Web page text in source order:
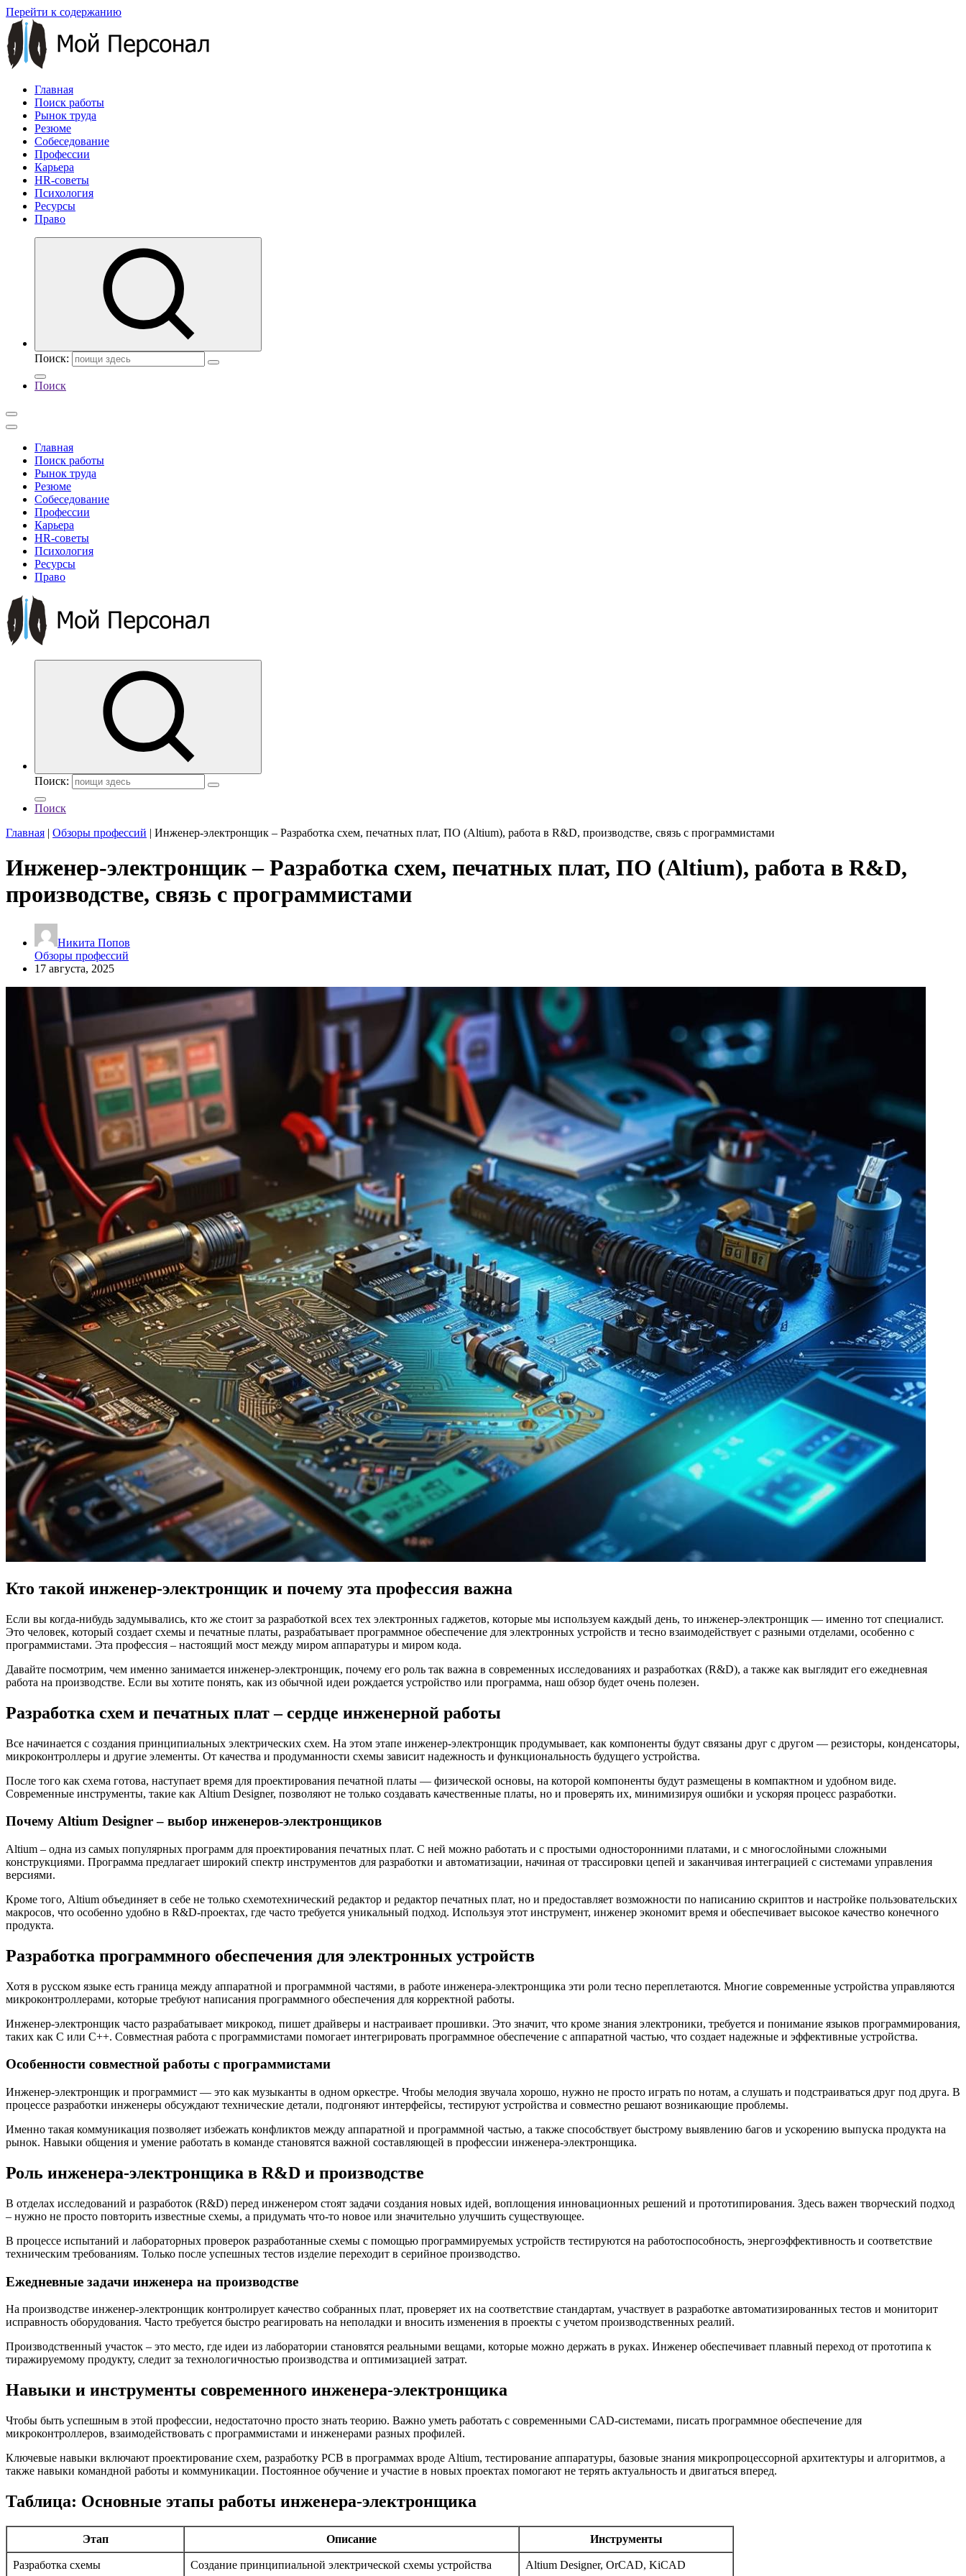
Перейти к содержанию
Главная
Поиск работы
Рынок труда
Резюме
Собеседование
Профессии
Карьера
HR-советы
Психология
Ресурсы
Право
Поиск:
Поиск
Главная
Поиск работы
Рынок труда
Резюме
Собеседование
Профессии
Карьера
HR-советы
Психология
Ресурсы
Право
Поиск:
Поиск
Главная | Обзоры профессий | Инженер-электронщик – Разработка схем, печатных плат, ПО (Altium), работа в R&D, производстве, связь с программистами
Инженер-электронщик – Разработка схем, печатных плат, ПО (Altium), работа в R&D,
производстве, связь с программистами
Никита Попов
Обзоры профессий
17 августа, 2025
Кто такой инженер-электронщик и почему эта профессия важна
Если вы когда-нибудь задумывались, кто же стоит за разработкой всех тех электронных гаджетов, которые мы используем каждый день, то инженер-электронщик — именно тот специалист.
Это человек, который создает схемы и печатные платы, разрабатывает программное обеспечение для электронных устройств и тесно взаимодействует с разными отделами, особенно с
программистами. Эта профессия – настоящий мост между миром аппаратуры и миром кода.
Давайте посмотрим, чем именно занимается инженер-электронщик, почему его роль так важна в современных исследованиях и разработках (R&D), а также как выглядит его ежедневная
работа на производстве. Если вы хотите понять, как из обычной идеи рождается устройство или программа, наш обзор будет очень полезен.
Разработка схем и печатных плат – сердце инженерной работы
Все начинается с создания принципиальных электрических схем. На этом этапе инженер-электронщик продумывает, как компоненты будут связаны друг с другом — резисторы, конденсаторы,
микроконтроллеры и другие элементы. От качества и продуманности схемы зависит надежность и функциональность будущего устройства.
После того как схема готова, наступает время для проектирования печатной платы — физической основы, на которой компоненты будут размещены в компактном и удобном виде.
Современные инструменты, такие как Altium Designer, позволяют не только создавать качественные платы, но и проверять их, минимизируя ошибки и ускоряя процесс разработки.
Почему Altium Designer – выбор инженеров-электронщиков
Altium – одна из самых популярных программ для проектирования печатных плат. С ней можно работать и с простыми односторонними платами, и с многослойными сложными
конструкциями. Программа предлагает широкий спектр инструментов для разработки и автоматизации, начиная от трассировки цепей и заканчивая интеграцией с системами управления
версиями.
Кроме того, Altium объединяет в себе не только схемотехнический редактор и редактор печатных плат, но и предоставляет возможности по написанию скриптов и настройке пользовательских
макросов, что особенно удобно в R&D-проектах, где часто требуется уникальный подход. Используя этот инструмент, инженер экономит время и обеспечивает высокое качество конечного
продукта.
Разработка программного обеспечения для электронных устройств
Хотя в русском языке есть граница между аппаратной и программной частями, в работе инженера-электронщика эти роли тесно переплетаются. Многие современные устройства управляются
микроконтроллерами, которые требуют написания программного обеспечения для корректной работы.
Инженер-электронщик часто разрабатывает микрокод, пишет драйверы и настраивает прошивки. Это значит, что кроме знания электроники, требуется и понимание языков программирования,
таких как C или C++. Совместная работа с программистами помогает интегрировать программное обеспечение с аппаратной частью, что создает надежные и эффективные устройства.
Особенности совместной работы с программистами
Инженер-электронщик и программист — это как музыканты в одном оркестре. Чтобы мелодия звучала хорошо, нужно не просто играть по нотам, а слушать и подстраиваться друг под друга. В
процессе разработки инженеры обсуждают технические детали, подгоняют интерфейсы, тестируют устройства и совместно решают возникающие проблемы.
Именно такая коммуникация позволяет избежать конфликтов между аппаратной и программной частью, а также способствует быстрому выявлению багов и ускорению выпуска продукта на
рынок. Навыки общения и умение работать в команде становятся важной составляющей в профессии инженера-электронщика.
Роль инженера-электронщика в R&D и производстве
В отделах исследований и разработок (R&D) перед инженером стоят задачи создания новых идей, воплощения инновационных решений и прототипирования. Здесь важен творческий подход
– нужно не просто повторить известные схемы, а придумать что-то новое или значительно улучшить существующее.
В процессе испытаний и лабораторных проверок разработанные схемы с помощью программируемых устройств тестируются на работоспособность, энергоэффективность и соответствие
техническим требованиям. Только после успешных тестов изделие переходит в серийное производство.
Ежедневные задачи инженера на производстве
На производстве инженер-электронщик контролирует качество собранных плат, проверяет их на соответствие стандартам, участвует в разработке автоматизированных тестов и мониторит
исправность оборудования. Часто требуется быстро реагировать на неполадки и вносить изменения в проекты с учетом производственных реалий.
Производственный участок – это место, где идеи из лаборатории становятся реальными вещами, которые можно держать в руках. Инженер обеспечивает плавный переход от прототипа к
тиражируемому продукту, следит за технологичностью производства и оптимизацией затрат.
Навыки и инструменты современного инженера-электронщика
Чтобы быть успешным в этой профессии, недостаточно просто знать теорию. Важно уметь работать с современными CAD-системами, писать программное обеспечение для
микроконтроллеров, взаимодействовать с программистами и инженерами разных профилей.
Ключевые навыки включают проектирование схем, разработку PCB в программах вроде Altium, тестирование аппаратуры, базовые знания микропроцессорной архитектуры и алгоритмов, а
также навыки командной работы и коммуникации. Постоянное обучение и участие в новых проектах помогают не терять актуальность и двигаться вперед.
Таблица: Основные этапы работы инженера-электронщика
Этап Описание Инструменты
Разработка схемы Создание принципиальной электрической схемы устройства Altium Designer, OrCAD, KiCAD